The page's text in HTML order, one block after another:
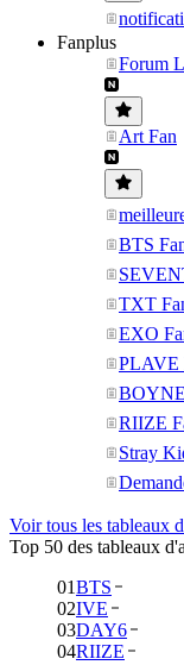
Fanplus
Forum
Art Fan
BTS
TXT
EXO
PLAVE
RIIZE
Stray
Voir tous les tableaux
Top 50 des tableaux
01BTS
02IVE
03DAY6
04RIIZE